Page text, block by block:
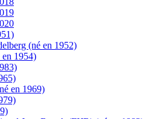
(né en 1952)
en 1954)
en 1969)